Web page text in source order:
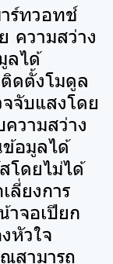
ร์ทวอทช์
ความสว่าง
ลได้
ดตั้งโมดูล
จับแสงโดย
วามสว่าง
อมูลได้
โดยไม่ได้
ลี่ยงการ
าจอเปียก
หัวใจ
สามารถ